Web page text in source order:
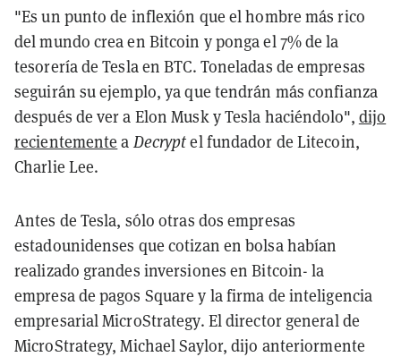
"Es un punto de inflexión que el hombre más rico
del mundo crea en Bitcoin y ponga el 7% de la
tesorería de Tesla en BTC. Toneladas de empresas
seguirán su ejemplo, ya que tendrán más confianza
después de ver a Elon Musk y Tesla haciéndolo", dijo
recientemente a Decryptel fundador de Litecoin,
Charlie Lee.
Antes de Tesla, sólo otras dos empresas
estadounidenses que cotizan en bolsa habían
realizado grandes inversiones en Bitcoin-la
empresa de pagos Square y la firma de inteligencia
empresarial MicroStrategy. El director general de
MicroStrategy, Michael Saylor, dijo anteriormente